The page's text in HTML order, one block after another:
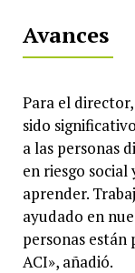
Avances
Para el
sido
a las personas
en riesgo social
aprender.
ayudado en
personas
ACI», añadió.